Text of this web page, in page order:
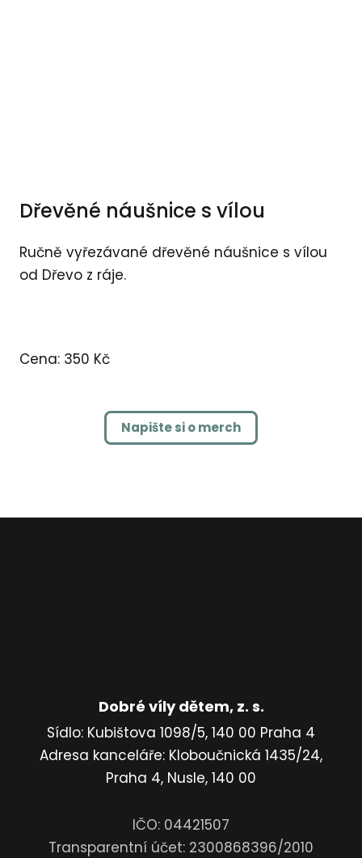
Dřevěné náušnice s vílou
Ručně vyřezávané dřevěné náušnice s vílou
od Dřevo z ráje.
Cena: 350 Kč
Napište si o merch
Dobré víly dětem, z. s.
Sídlo: Kubištova 1098/5, 140 00 Praha 4
Adresa kanceláře: Kloboučnická 1435/24,
Praha 4, Nusle, 140 00
IČO: 04421507
Transparentní účet: 2300868396/2010